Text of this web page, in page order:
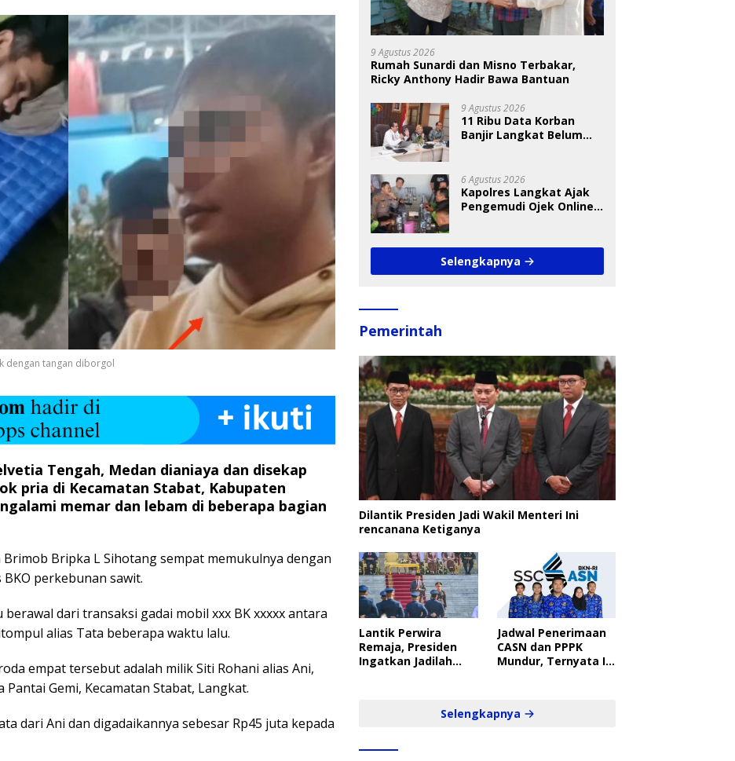
dengan tangan diborgol
Tengah, Medan dianiaya dan disekap
pria di Kecamatan Stabat, Kabupaten
memar dan lebam di beberapa bagian
Bripka L Sihotang sempat memukulnya dengan
perkebunan sawit.
dari transaksi gadai mobil xxx BK xxxxx antara
alias Tata beberapa waktu lalu.
empat tersebut adalah milik Siti Rohani alias Ani,
Gemi, Kecamatan Stabat, Langkat.
dari Ani dan digadaikannya sebesar Rp45 juta kepada
9 Agustus 2026
Rumah Sunardi dan Misno Terbakar,
Ricky Anthony Hadir Bawa Bantuan
9 Agustus 2026
11 Ribu Data Korban
Banjir Langkat Belum
6 Agustus 2026
Kapolres Langkat Ajak
Pengemudi Ojek Online
Selengkapnya
Pemerintah
Dilantik Presiden Jadi Wakil Menteri Ini
rencanana Ketiganya
Lantik Perwira
Remaja, Presiden
Ingatkan Jadilah
Jadwal Penerimaan
CASN dan PPPK
Mundur, Ternyata Ini
Selengkapnya